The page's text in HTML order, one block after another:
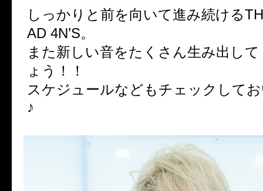
しっかりと前を向いて進み続ける
AD 4N’S。
また新しい音をたくさん生み出し
ょう！！
スケジュールなどもチェックして
♪